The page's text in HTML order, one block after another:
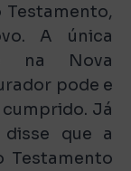
A única
na Nova
pode e
Já
que a
Testamento